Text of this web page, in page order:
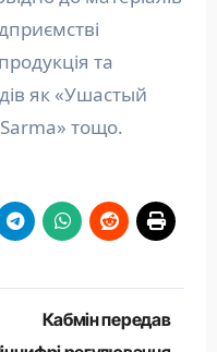
та
як «Ушастый
тощо.
Кабмін передав